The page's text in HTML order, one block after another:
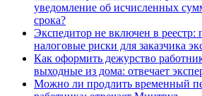
уведомление об исчисленных
срока?
Экспедитор не включен в реестр:
налоговые риски для заказчика
Как оформить дежурство
выходные из дома: отвечает
Можно ли продлить временный